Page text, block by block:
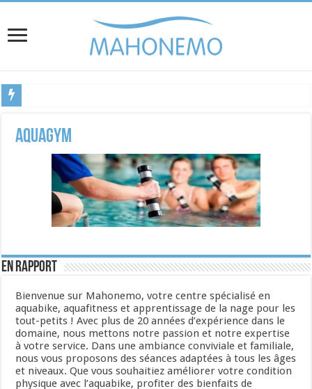
aquagym
En rapport
Bienvenue sur Mahonemo, votre centre spécialisé en
aquabike, aquafitness et apprentissage de la nage pour les
tout-petits ! Avec plus de 20 années d’expérience dans le
domaine, nous mettons notre passion et notre expertise
à votre service. Dans une ambiance conviviale et familiale,
nous vous proposons des séances adaptées à tous les âges
et niveaux. Que vous souhaitiez améliorer votre condition
physique avec l’aquabike, profiter des bienfaits de